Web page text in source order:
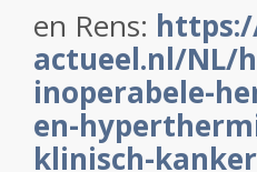
en Rens:
actueel.nl/NL/
inoperabele-
en-
klinisch-